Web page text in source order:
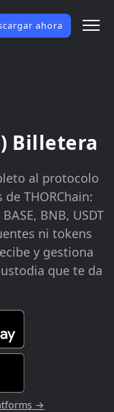
ahora
Billetera
al protocolo
THORChain:
BNB, USDT
ni tokens
y gestiona
que te da
→